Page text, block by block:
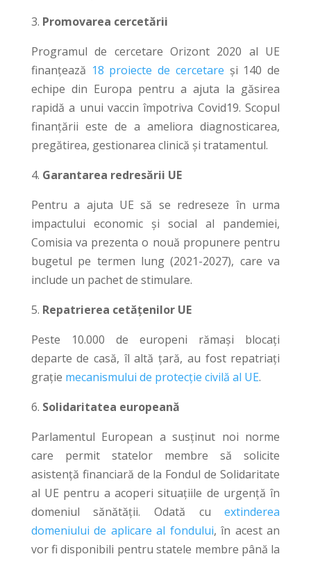
3. Promovarea cercetării
Programul de cercetare Orizont 2020 al UE
finanțează 18 proiecte de cercetare și 140 de
echipe din Europa pentru a ajuta la găsirea
rapidă a unui vaccin împotriva Covid19. Scopul
finanțării este de a ameliora diagnosticarea,
pregătirea, gestionarea clinică și tratamentul.
4. Garantarea redresării UE
Pentru a ajuta UE să se redreseze în urma
impactului economic și social al pandemiei,
Comisia va prezenta o nouă propunere pentru
bugetul pe termen lung (2021-2027), care va
include un pachet de stimulare.
5. Repatrierea cetățenilor UE
Peste 10.000 de europeni rămași blocați
departe de casă, îl altă țară, au fost repatriați
grație mecanismului de protecție civilă al UE.
6. Solidaritatea europeană
Parlamentul European a susținut noi norme
care permit statelor membre să solicite
asistență financiară de la Fondul de Solidaritate
al UE pentru a acoperi situațiile de urgență în
domeniul sănătății. Odată cuextinderea
domeniului de aplicare al fondului, în acest an
vor fi disponibili pentru statele membre până la